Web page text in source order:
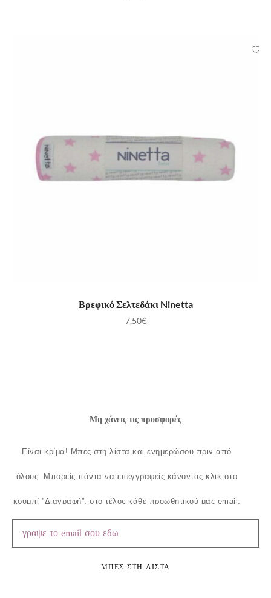
ΠΡΟΣΘΉΚΗ ΣΤΟ ΚΑΛΆΘΙ
Βρεφικό Σελτεδάκι Ninetta
7,50€
Μη χάνεις τις προσφορές
Είναι κρίμα! Μπες στη λίστα και ενημερώσου πριν από
όλους. Μπορείς πάντα να επεγγραφείς κάνοντας κλικ στο
κουμπί ”Διαγραφή”, στο τέλος κάθε προωθητικού μας email.
ΜΠΕΣ ΣΤΗ ΛΙΣΤΑ